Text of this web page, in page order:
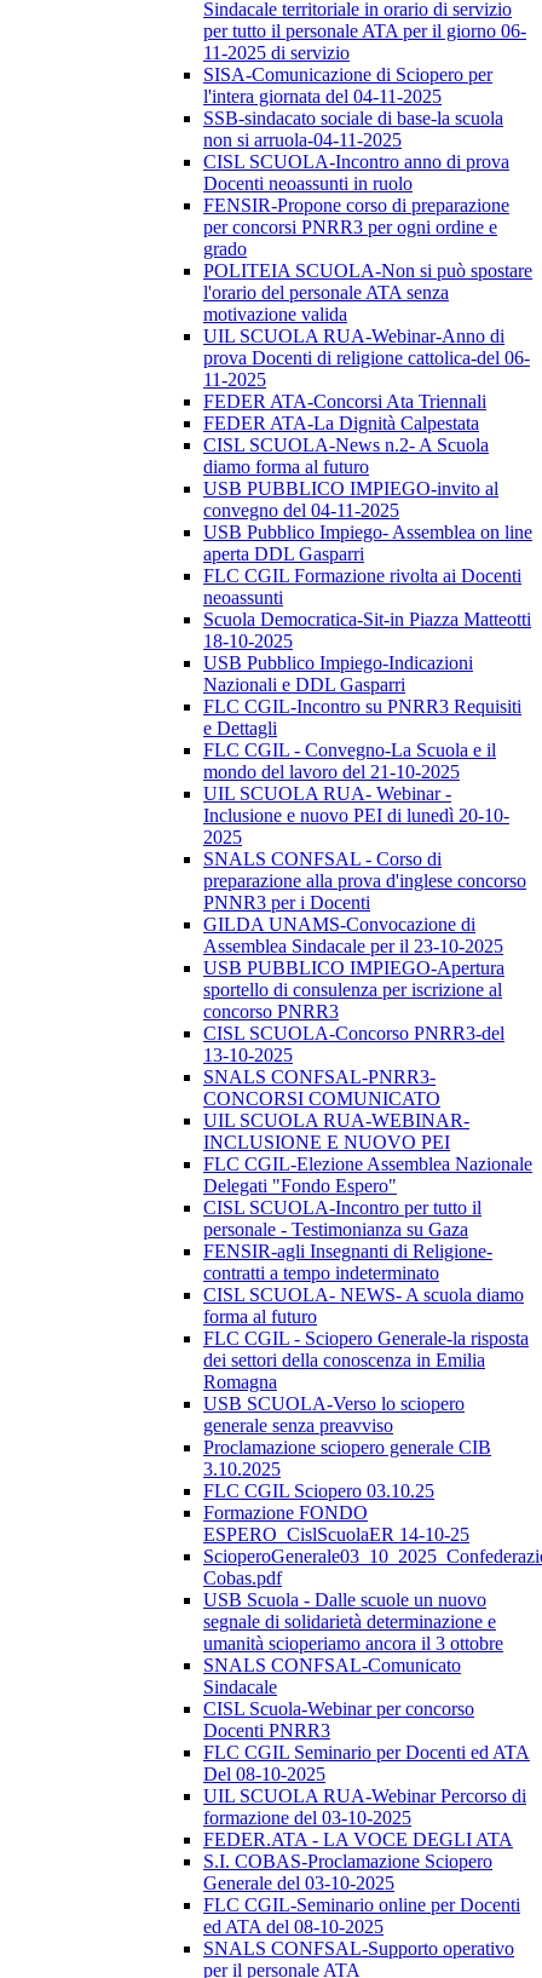
Sindacale territoriale in orario di servizio
per tutto il personale ATA per il giorno 06-
11-2025 di servizio
SISA-Comunicazione di Sciopero per
l'intera giornata del 04-11-2025
SSB-sindacato sociale di base-la scuola
non si arruola-04-11-2025
CISL SCUOLA-Incontro anno di prova
Docenti neoassunti in ruolo
FENSIR-Propone corso di preparazione
per concorsi PNRR3 per ogni ordine e
grado
POLITEIA SCUOLA-Non si può spostare
l'orario del personale ATA senza
motivazione valida
UIL SCUOLA RUA-Webinar-Anno di
prova Docenti di religione cattolica-del 06-
11-2025
FEDER ATA-Concorsi Ata Triennali
FEDER ATA-La Dignità Calpestata
CISL SCUOLA-News n.2- A Scuola
diamo forma al futuro
USB PUBBLICO IMPIEGO-invito al
convegno del 04-11-2025
USB Pubblico Impiego- Assemblea on line
aperta DDL Gasparri
FLC CGIL Formazione rivolta ai Docenti
neoassunti
Scuola Democratica-Sit-in Piazza Matteotti
18-10-2025
USB Pubblico Impiego-Indicazioni
Nazionali e DDL Gasparri
FLC CGIL-Incontro su PNRR3 Requisiti
e Dettagli
FLC CGIL - Convegno-La Scuola e il
mondo del lavoro del 21-10-2025
UIL SCUOLA RUA- Webinar -
Inclusione e nuovo PEI di lunedì 20-10-
2025
SNALS CONFSAL - Corso di
preparazione alla prova d'inglese concorso
PNNR3 per i Docenti
GILDA UNAMS-Convocazione di
Assemblea Sindacale per il 23-10-2025
USB PUBBLICO IMPIEGO-Apertura
sportello di consulenza per iscrizione al
concorso PNRR3
CISL SCUOLA-Concorso PNRR3-del
13-10-2025
SNALS CONFSAL-PNRR3-
CONCORSI COMUNICATO
UIL SCUOLA RUA-WEBINAR-
INCLUSIONE E NUOVO PEI
FLC CGIL-Elezione Assemblea Nazionale
Delegati "Fondo Espero"
CISL SCUOLA-Incontro per tutto il
personale - Testimonianza su Gaza
FENSIR-agli Insegnanti di Religione-
contratti a tempo indeterminato
CISL SCUOLA- NEWS- A scuola diamo
forma al futuro
FLC CGIL - Sciopero Generale-la risposta
dei settori della conoscenza in Emilia
Romagna
USB SCUOLA-Verso lo sciopero
generale senza preavviso
Proclamazione sciopero generale CIB
3.10.2025
FLC CGIL Sciopero 03.10.25
Formazione FONDO
ESPERO_CislScuolaER 14-10-25
Cobas.pdf
USB Scuola - Dalle scuole un nuovo
segnale di solidarietà determinazione e
umanità scioperiamo ancora il 3 ottobre
SNALS CONFSAL-Comunicato
Sindacale
CISL Scuola-Webinar per concorso
Docenti PNRR3
FLC CGIL Seminario per Docenti ed ATA
Del 08-10-2025
UIL SCUOLA RUA-Webinar Percorso di
formazione del 03-10-2025
FEDER.ATA - LA VOCE DEGLI ATA
S.I. COBAS-Proclamazione Sciopero
Generale del 03-10-2025
FLC CGIL-Seminario online per Docenti
ed ATA del 08-10-2025
SNALS CONFSAL-Supporto operativo
per il personale ATA